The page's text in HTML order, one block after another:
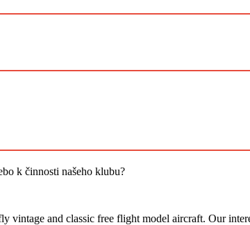
k činnosti našeho klubu?
vintage and classic free flight model aircraft. Our